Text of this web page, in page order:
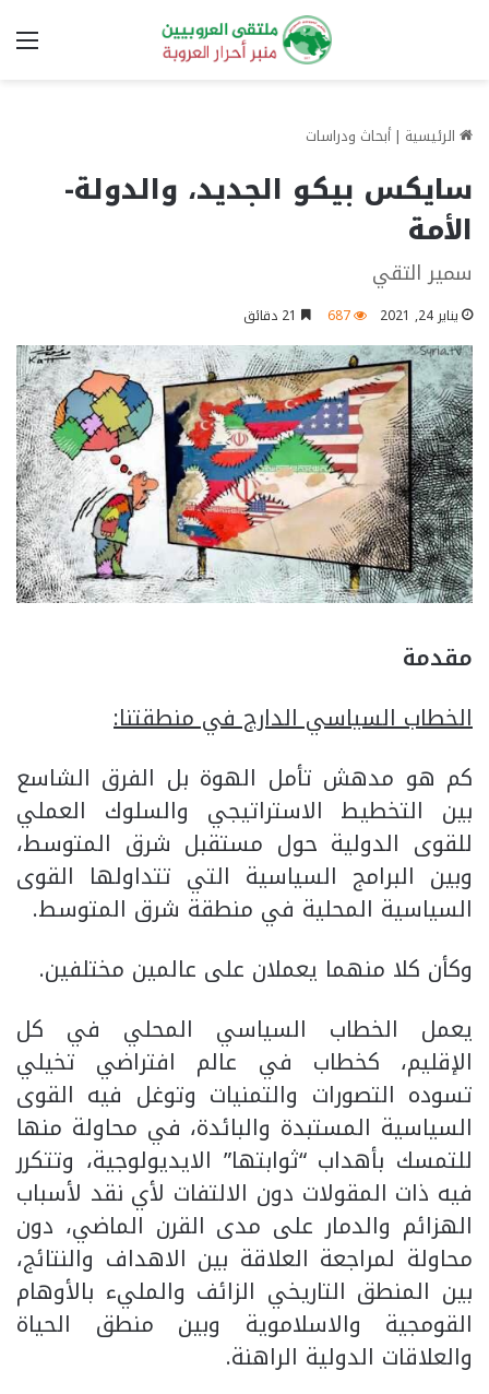
الرئيسية | أبحاث ودراسات
سايكس بيكو الجديد، والدولة-
الأمة
سمير التقي
يناير 24, 2021 687
مقدمة
الخطاب السياسي الدارج في منطقتنا:
كم هو مدهش تأمل الهوة بل الفرق الشاسع
بين التخطيط الاستراتيجي والسلوك العملي
للقوى الدولية حول مستقبل شرق المتوسط،
وبين البرامج السياسية التي تتداولها القوى
السياسية المحلية في منطقة شرق المتوسط.
وكأن كلا منهما يعملان على عالمين مختلفين.
يعمل الخطاب السياسي المحلي في كل
الإقليم، كخطاب في عالم افتراضي تخيلي
تسوده التصورات والتمنيات وتوغل فيه القوى
السياسية المستبدة والبائدة، في محاولة منها
للتمسك بأهداب “ثوابتها” الايديولوجية، وتتكرر
فيه ذات المقولات دون الالتفات لأي نقد لأسباب
الهزائم والدمار على مدى القرن الماضي، دون
محاولة لمراجعة العلاقة بين الاهداف والنتائج،
بين المنطق التاريخي الزائف والمليء بالأوهام
القومجية والاسلاموية وبين منطق الحياة
والعلاقات الدولية الراهنة.